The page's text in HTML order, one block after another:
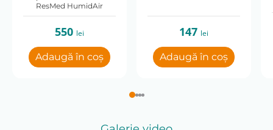
ResMed HumidAir
550 lei
Adaugă în coș
147 lei
Adaugă în coș